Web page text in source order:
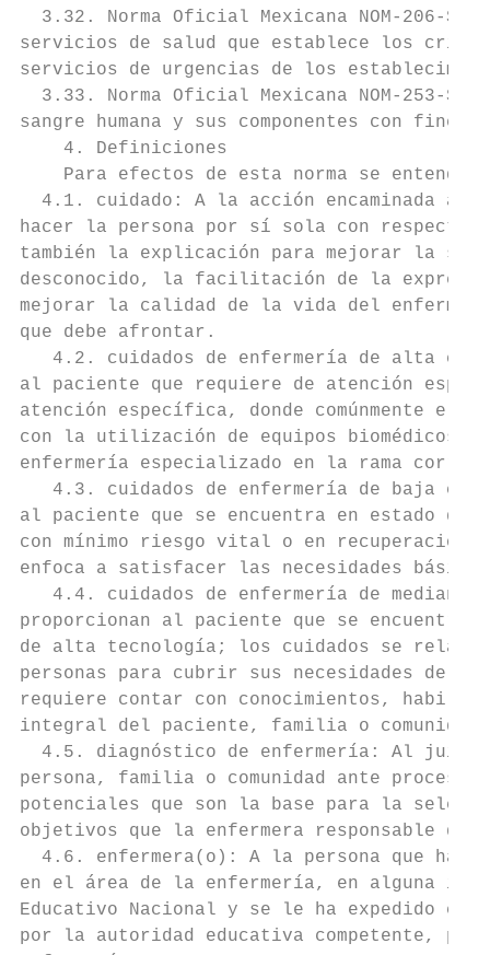
3.32. Norma Oficial Mexicana NOM-206-
servicios de salud que establece los
servicios de urgencias de los
3.33. Norma Oficial Mexicana NOM-253-
sangre humana y sus componentes con fines
    4. Definiciones
Para efectos de esta norma se
4.1. cuidado: A la acción encaminada a
hacer la persona por sí sola con respecto
también la explicación para mejorar la
desconocido, la facilitación de la
mejorar la calidad de la vida del enfermo
que debe afrontar.
4.2. cuidados de enfermería de alta
al paciente que requiere de atención
atención específica, donde comúnmente el
con la utilización de equipos biomédicos
enfermería especializado en la rama
4.3. cuidados de enfermería de baja
al paciente que se encuentra en estado de
con mínimo riesgo vital o en recuperación
enfoca a satisfacer las necesidades
4.4. cuidados de enfermería de mediana
proporcionan al paciente que se encuentra
de alta tecnología; los cuidados se
personas para cubrir sus necesidades de
requiere contar con conocimientos,
integral del paciente, familia o comunidad.
4.5. diagnóstico de enfermería: Al
persona, familia o comunidad ante
potenciales que son la base para la
objetivos que la enfermera responsable de
4.6. enfermera(o): A la persona que ha
en el área de la enfermería, en alguna
Educativo Nacional y se le ha expedido
por la autoridad educativa competente,